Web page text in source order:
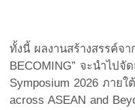
ทั้งนี้ ผลงานสร้างสรรค์จา
BECOMING” จะนำไปจั
Symposium 2026 ภาย
across ASEAN and